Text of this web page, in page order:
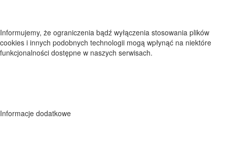
Informujemy, że ograniczenia bądź wyłączenia stosowania plików
cookies i innych podobnych technologii mogą wpłynąć na niektóre
funkcjonalności dostępne w naszych serwisach.
Informacje dodatkowe